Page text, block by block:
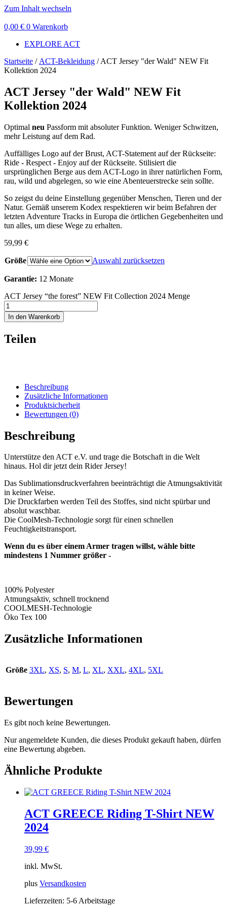
Zum Inhalt wechseln
0,00 € 0 Warenkorb
EXPLORE ACT
Startseite / ACT-Bekleidung / ACT Jersey "der Wald" NEW Fit
Kollektion 2024
ACT Jersey "der Wald" NEW Fit
Kollektion 2024
Optimal neu Passform mit absoluter Funktion. Weniger Schwitzen,
mehr Leistung auf dem Rad.
Auffälliges Logo auf der Brust, ACT-Statement auf der Rückseite:
Ride - Respect - Enjoy auf der Rückseite. Stilisiert die
ursprünglichen Berge aus dem ACT-Logo in ihrer natürlichen Form,
rau, wild und abgelegen, so wie eine Abenteuerstrecke sein sollte.
So zeigst du deine Einstellung gegenüber Menschen, Tieren und der
Natur. Gemäß unserem Kodex respektieren wir beim Befahren der
letzten Adventure Tracks in Europa die örtlichen Gegebenheiten und
tun alles, um diese Wege zu erhalten.
59,99 €
Größe Auswahl zurücksetzen
Garantie: 12 Monate
ACT Jersey “the forest” NEW Fit Collection 2024 Menge
In den Warenkorb
Teilen
Beschreibung
Zusätzliche Informationen
Produktsicherheit
Bewertungen (0)
Beschreibung
Unterstütze den ACT e.V. und trage die Botschaft in die Welt
hinaus. Hol dir jetzt dein Rider Jersey!
Das Sublimationsdruckverfahren beeinträchtigt die Atmungsaktivität
in keiner Weise.
Die Druckfarben werden Teil des Stoffes, sind nicht spürbar und
absolut waschbar.
Die CoolMesh-Technologie sorgt für einen schnellen
Feuchtigkeitstransport.
Wenn du es über einem Armer tragen willst, wähle bitte
mindestens 1 Nummer größer -
100% Polyester
Atmungsaktiv, schnell trocknend
COOLMESH-Technologie
Öko Tex 100
Zusätzliche Informationen
Größe 3XL, XS, S, M, L, XL, XXL, 4XL, 5XL
Bewertungen
Es gibt noch keine Bewertungen.
Nur angemeldete Kunden, die dieses Produkt gekauft haben, dürfen
eine Bewertung abgeben.
Ähnliche Produkte
ACT GREECE Riding T-Shirt NEW
2024
39,99 €
inkl. MwSt.
plus Versandkosten
Lieferzeiten: 5-6 Arbeitstage